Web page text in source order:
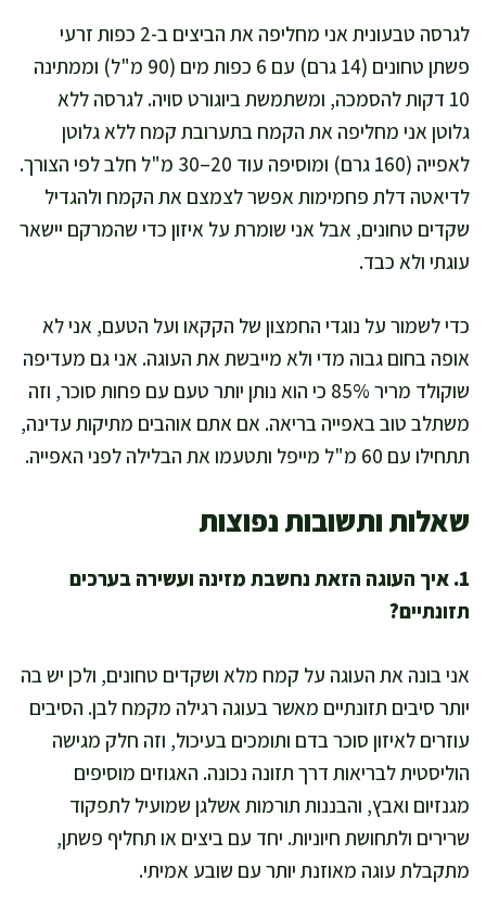
לגרסה טבעונית אני מחליפה את הביצים ב-2 כפות זרעי
פשתן טחונים (14 גרם) עם 6 כפות מים (90 מ"ל) וממתינה
10 דקות להסמכה, ומשתמשת ביוגורט סויה. לגרסה ללא
גלוטן אני מחליפה את הקמח בתערובת קמח ללא גלוטן
לאפייה (160 גרם) ומוסיפה עוד 20–30 מ"ל חלב לפי הצורך.
לדיאטה דלת פחמימות אפשר לצמצם את הקמח ולהגדיל
שקדים טחונים, אבל אני שומרת על איזון כדי שהמרקם יישאר
עוגתי ולא כבד.
כדי לשמור על נוגדי החמצון של הקקאו ועל הטעם, אני לא
אופה בחום גבוה מדי ולא מייבשת את העוגה. אני גם מעדיפה
שוקולד מריר 85% כי הוא נותן יותר טעם עם פחות סוכר, וזה
משתלב טוב באפייה בריאה. אם אתם אוהבים מתיקות עדינה,
תתחילו עם 60 מ"ל מייפל ותטעמו את הבלילה לפני האפייה.
שאלות ותשובות נפוצות
1. איך העוגה הזאת נחשבת מזינה ועשירה בערכים
תזונתיים?
אני בונה את העוגה על קמח מלא ושקדים טחונים, ולכן יש בה
יותר סיבים תזונתיים מאשר בעוגה רגילה מקמח לבן. הסיבים
עוזרים לאיזון סוכר בדם ותומכים בעיכול, וזה חלק מגישה
הוליסטית לבריאות דרך תזונה נכונה. האגוזים מוסיפים
מגנזיום ואבץ, והבננות תורמות אשלגן שמועיל לתפקוד
שרירים ולתחושת חיוניות. יחד עם ביצים או תחליף פשתן,
מתקבלת עוגה מאוזנת יותר עם שובע אמיתי.